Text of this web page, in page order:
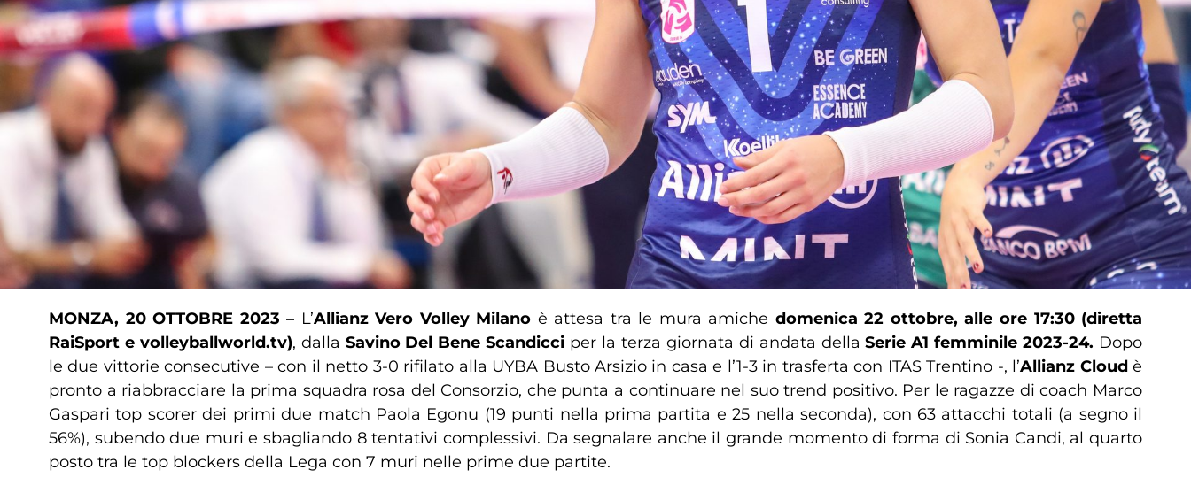
MONZA, 20 OTTOBRE 2023 – L’Allianz Vero Volley Milano è attesa tra le mura amiche domenica 22 ottobre, alle ore 17:30 (diretta
RaiSport e volleyballworld.tv), dalla Savino Del Bene Scandicci per la terza giornata di andata dellaSerie A1 femminile 2023-24. Dopo
le due vittorie consecutive – con il netto 3-0 rifilato alla UYBA Busto Arsizio in casa e l’1-3 in trasferta con ITAS Trentino -, l’Allianz Cloudè
pronto a riabbracciare la prima squadra rosa del Consorzio, che punta a continuare nel suo trend positivo. Per le ragazze di coach Marco
Gaspari top scorer dei primi due match Paola Egonu (19 punti nella prima partita e 25 nella seconda), con 63 attacchi totali (a segno il
56%), subendo due muri e sbagliando 8 tentativi complessivi. Da segnalare anche il grande momento di forma di Sonia Candi, al quarto
posto tra le top blockers della Lega con 7 muri nelle prime due partite.